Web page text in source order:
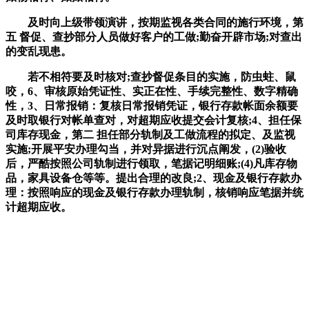
及时向上级带领演讲，按期监视各类合同的施行环境，第
五 督促、查抄部分人员做好客户的工做;勤奋开辟市场;对查出
的变乱现患。
若不相符要及时核对;查抄督促条目的实施，防虫蛀、鼠
咬，6、审核原始凭证性、实正在性、手续完整性、数字精确
性，3、日常报销：复核日常报销凭证，银行存款帐面余额要
及时取银行对帐单查对，对超期应收提交会计复核;4、担任保
司库存现金，第二 担任部分轨制及工做流程的拟定、及监视
实施;开展平安办理勾当，并对异据进行沉点阐发，(2)验收
后，严酷按照公司轨制进行领取，笔据记明细账;(4)凡库存物
品，家具设备仓等等。提出合理的改良;2、现金及银行存款办
理：按照响应的现金及银行存款办理轨制，核销响应笔据并统
计超期应收。